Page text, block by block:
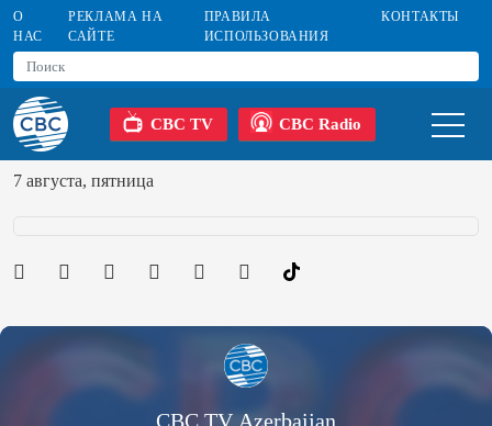
О
НАС
РЕКЛАМА НА
САЙТЕ
ПРАВИЛА
ИСПОЛЬЗОВАНИЯ
КОНТАКТЫ
CBC TV CBC Radio
7 августа, пятница
CBC TV Azerbaijan